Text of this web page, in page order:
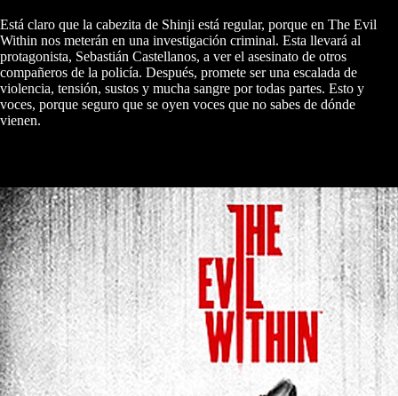
Está claro que la cabezita de Shinji está regular, porque en The Evil
Within nos meterán en una investigación criminal. Esta llevará al
protagonista, Sebastián Castellanos, a ver el asesinato de otros
compañeros de la policía. Después, promete ser una escalada de
violencia, tensión, sustos y mucha sangre por todas partes. Esto y
voces, porque seguro que se oyen voces que no sabes de dónde
vienen.